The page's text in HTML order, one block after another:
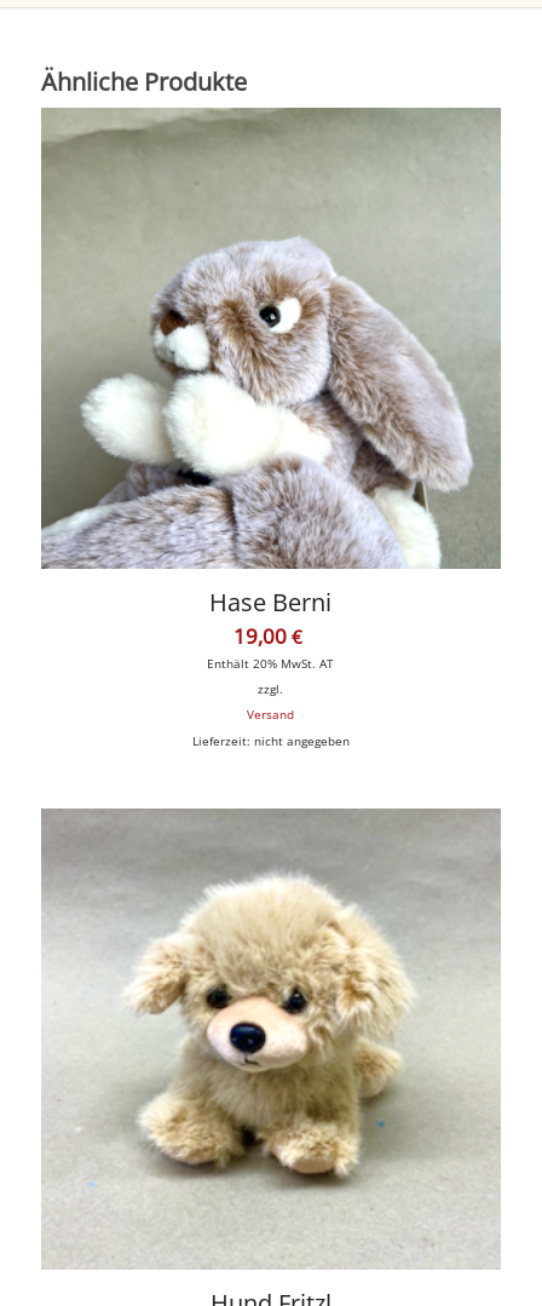
Ähnliche Produkte
Hase Berni
19,00 €
Enthält 20% MwSt. AT
zzgl.
Versand
Lieferzeit: nicht angegeben